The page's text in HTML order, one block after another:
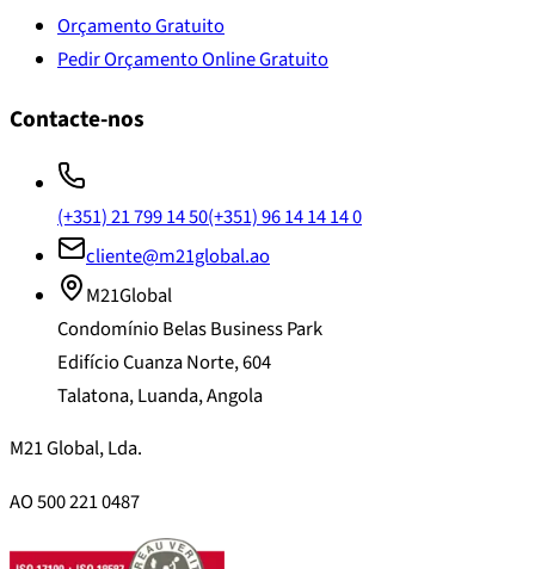
Orçamento Gratuito
Pedir Orçamento Online Gratuito
Contacte-nos
(+351) 21 799 14 50(+351) 96 14 14 14 0
cliente@m21global.ao
M21Global
Condomínio Belas Business Park
Edifício Cuanza Norte, 604
Talatona, Luanda, Angola
M21 Global, Lda.
AO 500 221 0487